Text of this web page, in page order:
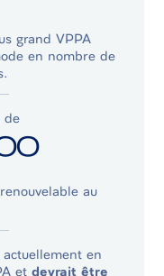
grand VPPA
en nombre de
de
au
en
et devrait être